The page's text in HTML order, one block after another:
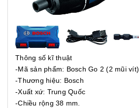
Thông số kĩ thuật
-Mã sản phẩm: Bosch Go 2 (2 mũi vít)
-Thương hiệu: Bosch
-Xuất xứ: Trung Quốc
-Chiều rộng 38 mm.